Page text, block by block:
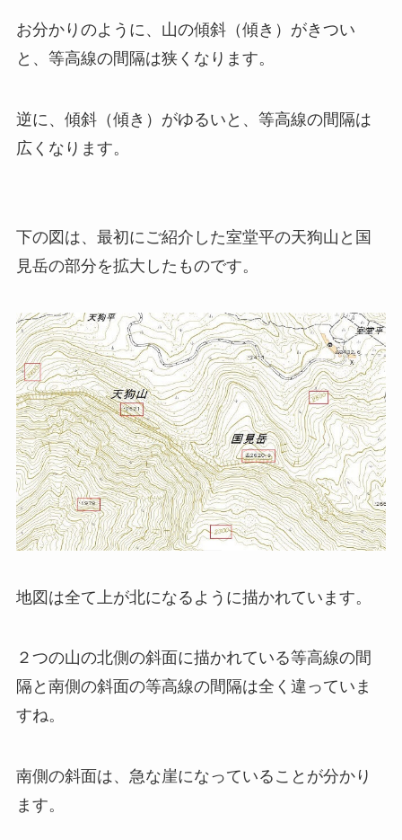
お分かりのように、山の傾斜（傾き）がきつい
と、等高線の間隔は狭くなります。
逆に、傾斜（傾き）がゆるいと、等高線の間隔は
広くなります。
下の図は、最初にご紹介した室堂平の天狗山と国
見岳の部分を拡大したものです。
地図は全て上が北になるように描かれています。
２つの山の北側の斜面に描かれている等高線の間
隔と南側の斜面の等高線の間隔は全く違っていま
すね。
南側の斜面は、急な崖になっていることが分かり
ます。